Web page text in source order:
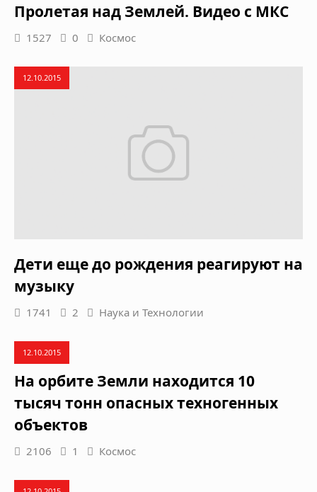
Пролетая над Землей. Видео с МКС
1527 0 Космос
12.10.2015
Дети еще до рождения реагируют на
музыку
1741 2 Наука и Технологии
12.10.2015
На орбите Земли находится 10
тысяч тонн опасных техногенных
объектов
2106 1 Космос